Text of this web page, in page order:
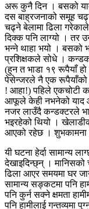
अरू कुनै दिन । बसको
दस बाह्रजनाको समूह
चढ्ने बेलामा ढिला
दिक्क पनि लाग्यो । तर
भन्ने थाहा भयो । बसको
प्रशिक्षकले सोधे ।
(हुन त भाडा १९ रूपैयाँ
पेसेन्जरले नै एक रूपैयाँको
! आहा!) पहिले एकचोटी
आफूले केही नभनेको याद
नजर लाउँदै कन्डक्टरले
भइरहेको थियो ।
आएको रहेछ । शुभकामना
यी घटना हेर्दा सामान्य
देखाइदिन्छ्न् ।
ढिला आएर समयमा घर
सामान्य सङ्कटमा पनि
पनि कुर्न सक्ने क्षमता
पनि हामीलाई गन्तव्यमा